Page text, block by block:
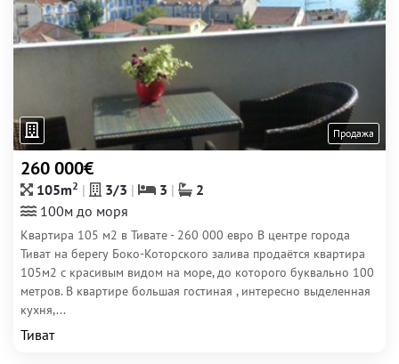
Продажа
260 000€
105m2 3/3 3
2
100м до моря
Квартира 105 м2 в Тивате - 260 000 евро В центре города
Тиват на берегу Боко-Которского залива продаётся квартира
105м2 с красивым видом на море, до которого буквально 100
метров. В квартире большая гостиная , интересно выделенная
кухня,...
Тиват